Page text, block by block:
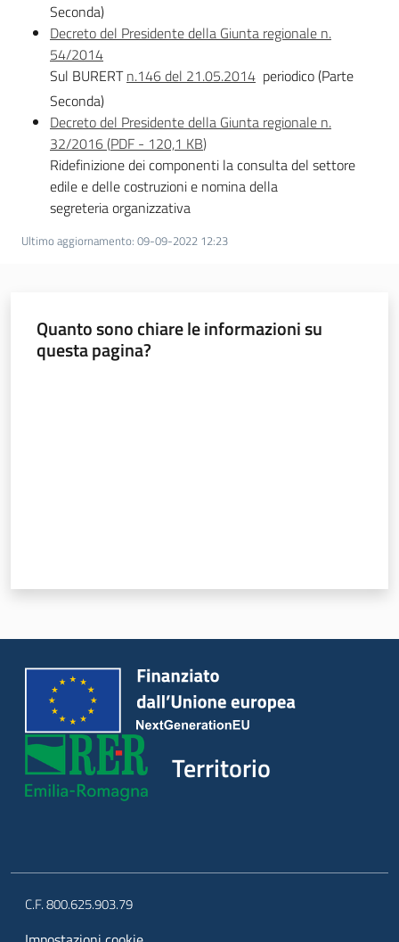
Territorio
Argomenti
Novità
Servizi
Piani Programmi
Seconda)
Decreto del Presidente della Giunta regionale n.
54/2014
Sul BURERTn.146 del 21.05.2014 periodico (Parte
Seconda)
Decreto del Presidente della Giunta regionale n.
32/2016(PDF - 120,1 KB)
Ridefinizione dei componenti la consulta del settore
edile e delle costruzioni e nomina della
segreteria organizzativa
Ultimo aggiornamento: 09-09-2022 12:23
Quanto sono chiare le informazioni su
questa pagina?
Territorio
C.F. 800.625.903.79